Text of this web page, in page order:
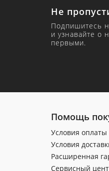
Не
Подпишитесь
и узнавайте о
первыми.
Помощь
Условия оплаты
Условия
Расширенная
Сервисный